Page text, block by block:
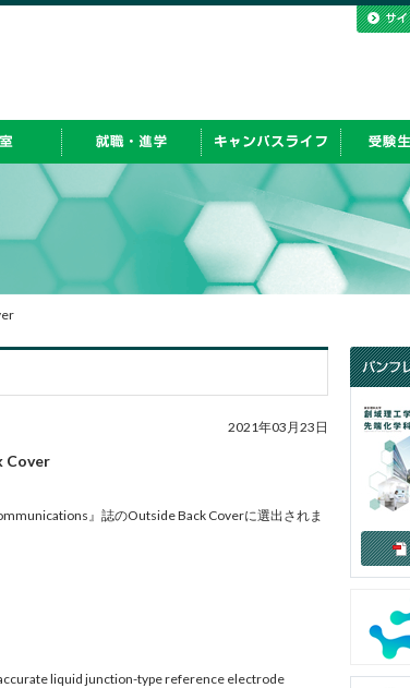
2021年03月23日
Cover
』誌のOutside Back Coverに選出されま
liquid junction-type reference electrode